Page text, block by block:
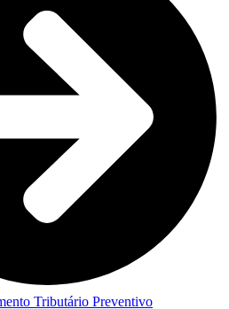
Tributário Preventivo